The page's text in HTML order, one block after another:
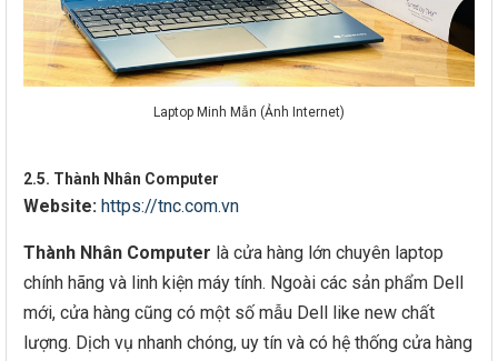
Laptop Minh Mẫn (Ảnh Internet)
2.5. Thành Nhân Computer
Website: https://tnc.com.vn
Thành Nhân Computer là cửa hàng lớn chuyên laptop
chính hãng và linh kiện máy tính. Ngoài các sản phẩm Dell
mới, cửa hàng cũng có một số mẫu Dell like new chất
lượng. Dịch vụ nhanh chóng, uy tín và có hệ thống cửa hàng